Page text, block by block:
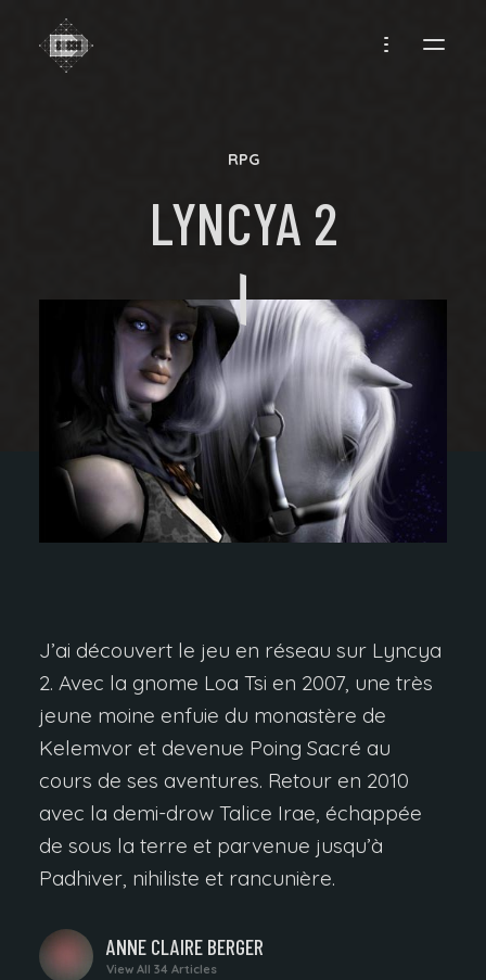
RPG
LYNCYA 2
J’ai découvert le jeu en réseau sur Lyncya
2. Avec la gnome Loa Tsi en 2007, une très
jeune moine enfuie du monastère de
Kelemvor et devenue Poing Sacré au
cours de ses aventures. Retour en 2010
avec la demi-drow Talice Irae, échappée
de sous la terre et parvenue jusqu’à
Padhiver, nihiliste et rancunière.
WRITTEN
BY
ANNE CLAIRE BERGER
View All 34 Articles